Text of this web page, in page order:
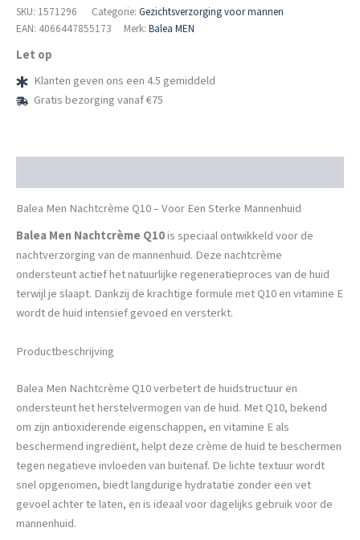
Q10
aantal
SKU: 1571296 Categorie: Gezichtsverzorging voor mannen
EAN: 4066447855173
Merk: Balea MEN
Let op
Klanten geven ons een 4.5 gemiddeld
Gratis bezorging vanaf €75
Balea Men Nachtcrème Q10 – Voor Een Sterke Mannenhuid
Balea Men Nachtcrème Q10is speciaal ontwikkeld voor de
nachtverzorging van de mannenhuid. Deze nachtcrème
ondersteunt actief het natuurlijke regeneratieproces van de huid
terwijl je slaapt. Dankzij de krachtige formule met Q10 en vitamine E
wordt de huid intensief gevoed en versterkt.
Productbeschrijving
Balea Men Nachtcrème Q10 verbetert de huidstructuur en
ondersteunt het herstelvermogen van de huid. Met Q10, bekend
om zijn antioxiderende eigenschappen, en vitamine E als
beschermend ingrediënt, helpt deze crème de huid te beschermen
tegen negatieve invloeden van buitenaf. De lichte textuur wordt
snel opgenomen, biedt langdurige hydratatie zonder een vet
gevoel achter te laten, en is ideaal voor dagelijks gebruik voor de
mannenhuid.